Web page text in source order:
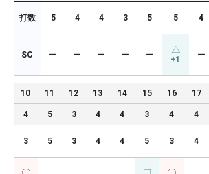
打数 5 4 4 3 5 5 4
SC ー ー ー ー ー +1 ー
10 11 12 13 14 15 16 17
4 5 3 4 4 3 4 4
3 5 3 4 4 5 3 4